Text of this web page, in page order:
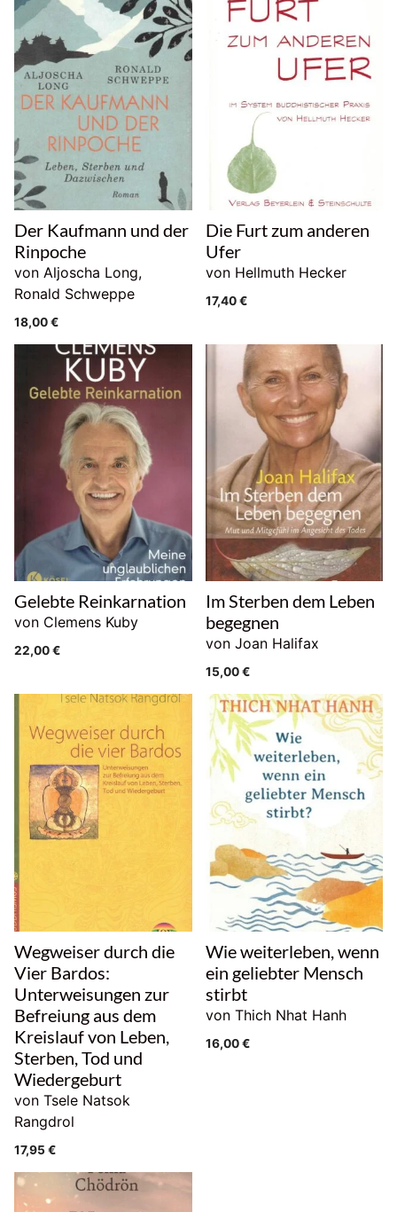
Der Kaufmann und der
Rinpoche
von Aljoscha Long,
Ronald Schweppe
18,00€
Die Furt zum anderen
Ufer
von Hellmuth Hecker
17,40€
Gelebte Reinkarnation
von Clemens Kuby
22,00€
Im Sterben dem Leben
begegnen
von Joan Halifax
15,00€
Wegweiser durch die
Vier Bardos:
Unterweisungen zur
Befreiung aus dem
Kreislauf von Leben,
Sterben, Tod und
Wiedergeburt
von Tsele Natsok
Rangdrol
17,95€
Wie weiterleben, wenn
ein geliebter Mensch
stirbt
von Thich Nhat Hanh
16,00€